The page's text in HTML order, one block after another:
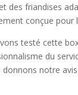
des friandises
conçue pour
testé cette
du
donnons notre